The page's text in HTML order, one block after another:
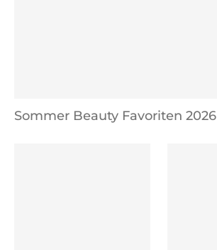
Sommer Beauty Favoriten 2026